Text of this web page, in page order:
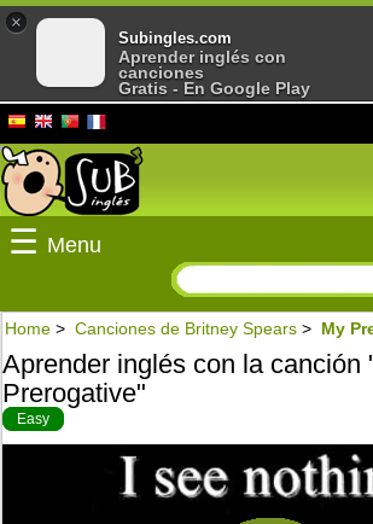
☰ Menu
Home > Canciones de Britney Spears > My
Aprender inglés con la canción
Prerogative"
Easy
×
Subingles.com
Aprender inglés con
canciones
Gratis - En Google Play